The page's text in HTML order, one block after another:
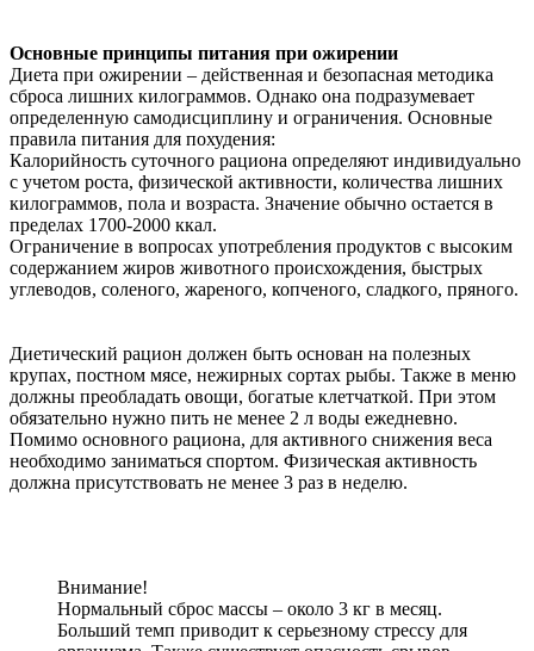
Основные принципы питания при ожирении
Диета при ожирении – действенная и безопасная методика
сброса лишних килограммов. Однако она подразумевает
определенную самодисциплину и ограничения. Основные
правила питания для похудения:
Калорийность суточного рациона определяют индивидуально
с учетом роста, физической активности, количества лишних
килограммов, пола и возраста. Значение обычно остается в
пределах 1700‐2000 ккал.
Ограничение в вопросах употребления продуктов с высоким
содержанием жиров животного происхождения, быстрых
углеводов, соленого, жареного, копченого, сладкого, пряного.
Диетический рацион должен быть основан на полезных
крупах, постном мясе, нежирных сортах рыбы. Также в меню
должны преобладать овощи, богатые клетчаткой. При этом
обязательно нужно пить не менее 2 л воды ежедневно.
Помимо основного рациона, для активного снижения веса
необходимо заниматься спортом. Физическая активность
должна присутствовать не менее 3 раз в неделю.
Внимание!
Нормальный сброс массы – около 3 кг в месяц.
Больший темп приводит к серьезному стрессу для